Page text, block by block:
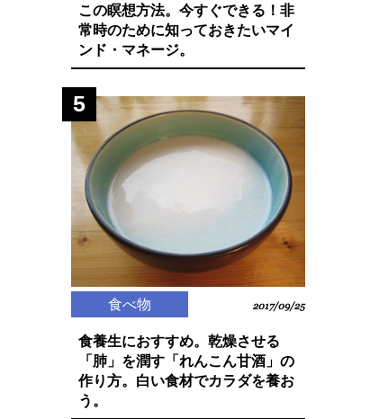
この瞑想方法。今すぐできる！非
常時のために知っておきたいマイ
ンド・マネージ。
5
食べ物 2017/09/25
食養生におすすめ。乾燥させる
「肺」を潤す「れんこん甘酒」の
作り方。白い食材でカラダを養お
う。